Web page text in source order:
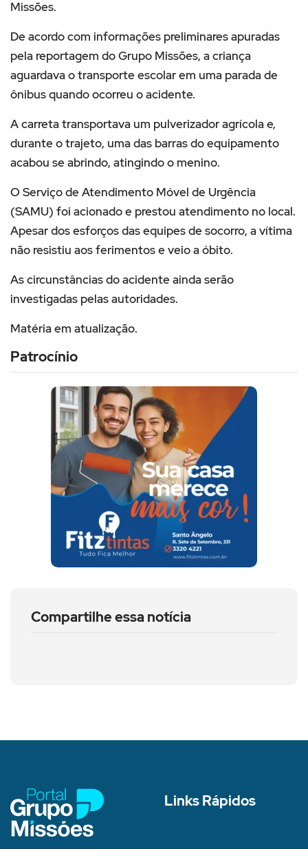
Missões.
De acordo com informações preliminares apuradas
pela reportagem do Grupo Missões, a criança
aguardava o transporte escolar em uma parada de
ônibus quando ocorreu o acidente.
A carreta transportava um pulverizador agrícola e,
durante o trajeto, uma das barras do equipamento
acabou se abrindo, atingindo o menino.
O Serviço de Atendimento Móvel de Urgência
(SAMU) foi acionado e prestou atendimento no local.
Apesar dos esforços das equipes de socorro, a vítima
não resistiu aos ferimentos e veio a óbito.
As circunstâncias do acidente ainda serão
investigadas pelas autoridades.
Matéria em atualização.
Patrocínio
Compartilhe essa notícia
Links Rápidos